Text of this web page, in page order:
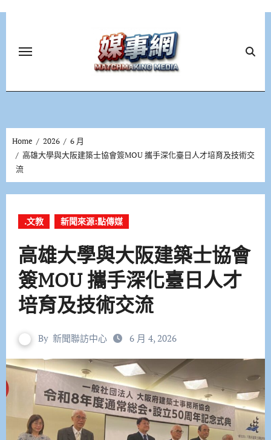
Home 2026
6 月
高雄大學與大阪建築士協會簽MOU 攜手深化臺日人才培育及技術交
流
.文教 新聞來源:點傳媒
高雄大學與大阪建築士協會
簽MOU 攜手深化臺日人才
培育及技術交流
By 新聞聯訪中心 6 月 4, 2026